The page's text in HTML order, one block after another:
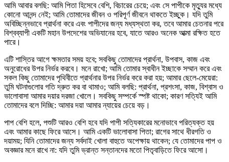
আমি আবার বলছি: আমি পিতা হিসেবে বেশি, বিচারের চেয়ে; এবং সে পাপীকে মৃত্যুর মধ্যে
কোনো আনন্দ নেই; আমি তোমাদের জীবন ও পরিপূর্ণ জীবনে থাকতে ইচ্ছুক। যদি তুমি
অবিচ্ছিন্নভাবে প্রার্থনা করে এবং পাপীদের জন্য মধ্যস্থতা কর, তবে আমার চেতনার পরে
বিশ্বব্যাপী একটি মহান উপদেশের অভিযানের হবে, যাতে আরও অনেক আত্মা রক্ষিত হতে
পারে।
এটি শাস্তির আগে ক্ষমতার সময় হবে; সবকিছু তোমাদের প্রার্থনা, উপবাস, কাজ এবং
অনুরোধের উপর নির্ভর করবে। মনে রাখো; আমি তোমার স্বাধীন ইচ্ছাকে সম্মান করে এবং
সকল কিছু তোমাদের পৃথিবীতে প্রার্থনার উপর নির্ভর করে করা হয়; আমার ছেলে-মেয়েরা:
তুমি ঘটনাগুলোর গতি দ্রুত কর বা থামাও; আমি বলছি: প্রার্থনা, প্রশংসা, কাজ, বিশ্বাস ও
ভালোবাসা আমার দয়ার দরজা খোলে। সবকিছু সম্পর্কে স্পষ্ট থাকো; কারণ সত্যিই আমি
তোমাদের বলে দিচ্ছি: আমার দয়া আমার ন্যায়ের চেয়ে বড়।
পাপ বেশি হলে, পশুটি আরও বেশি হবে যদি পাপী সত্যিকারের মনোভাবে পরিত্যক্ত হয়
এবং আমার কাছে ফিরে আসে। আমি একটি ভালোবাসা পিতা; রাগের সাথে ধীরগতি ও
দয়াময়; যিনি তোমাদের জন্য সর্বদাই খোলা বাহুতে অপেক্ষায় থাকেন; যে তোমাদের পাপ ও
অবজ্ঞার মনে রাখে না: যদি তুমি ভ্রান্ত সন্তানদের মতো পিতৃবাড়িতে ফিরে আসো।